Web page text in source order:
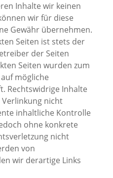
Inhalte wir keinen
wir für diese
Gewähr übernehmen.
Seiten ist stets der
der Seiten
Seiten wurden zum
mögliche
Rechtswidrige Inhalte
nicht
inhaltliche Kontrolle
ohne konkrete
nicht
von
wir derartige Links